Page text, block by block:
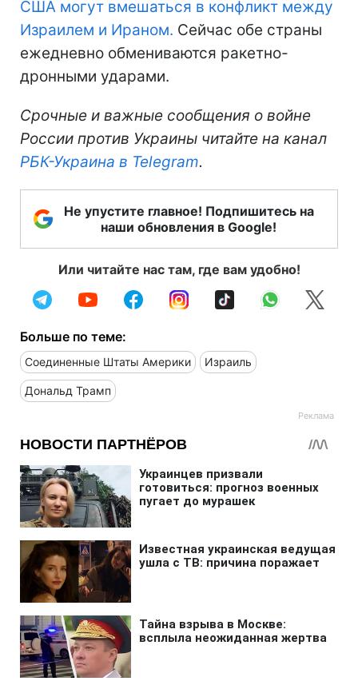
США могут вмешаться в конфликт между
Израилем и Ираном. Сейчас обе страны
ежедневно обмениваются ракетно-
дронными ударами.
Срочные и важные сообщения о войне
России против Украины читайте на канал
РБК-Украина в Telegram.
Не упустите главное! Подпишитесь на
наши обновления в Google!
Или читайте нас там, где вам удобно!
Больше по теме:
Соединенные Штаты Америки Израиль
Дональд Трамп